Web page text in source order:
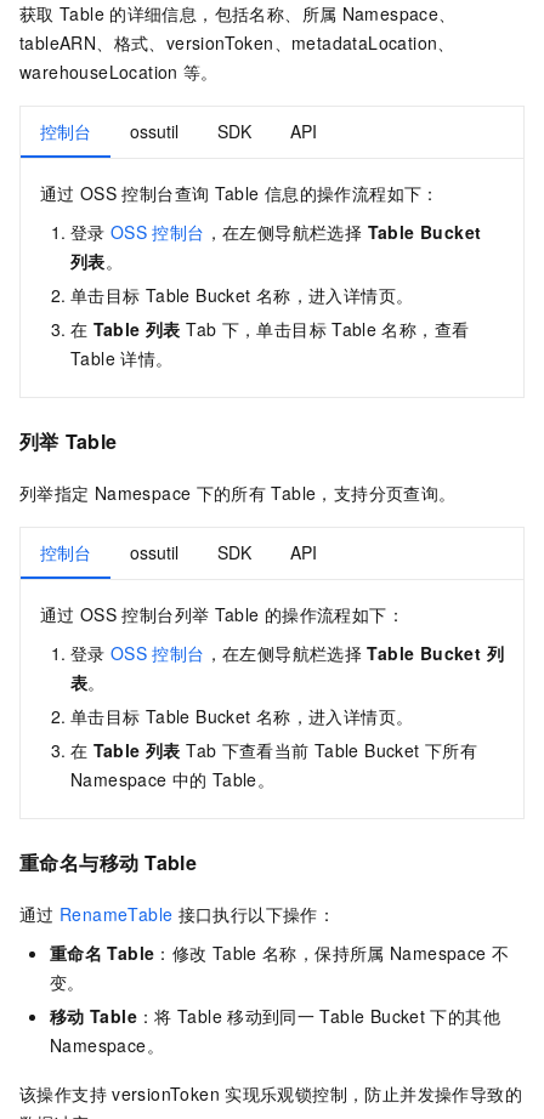
获取 Table 的详细信息，包括名称、所属 Namespace、
tableARN、格式、versionToken、metadataLocation、
warehouseLocation 等。
控制台 ossutil SDK API
通过 OSS 控制台查询 Table 信息的操作流程如下：
登录 OSS 控制台 ，在左侧导航栏选择 Table Bucket
列表。
单击目标 Table Bucket 名称，进入详情页。
在 Table 列表 Tab 下，单击目标 Table 名称，查看
Table 详情。
列举 Table
列举指定 Namespace 下的所有 Table，支持分页查询。
控制台 ossutil SDK API
通过 OSS 控制台列举 Table 的操作流程如下：
登录 OSS 控制台 ，在左侧导航栏选择 Table Bucket 列
表。
单击目标 Table Bucket 名称，进入详情页。
在 Table 列表 Tab 下查看当前 Table Bucket 下所有
Namespace 中的 Table。
重命名与移动 Table
通过 RenameTable 接口执行以下操作：
重命名 Table ：修改 Table 名称，保持所属 Namespace 不
变。
移动 Table ：将 Table 移动到同一 Table Bucket 下的其他
Namespace。
该操作支持 versionToken 实现乐观锁控制，防止并发操作导致的